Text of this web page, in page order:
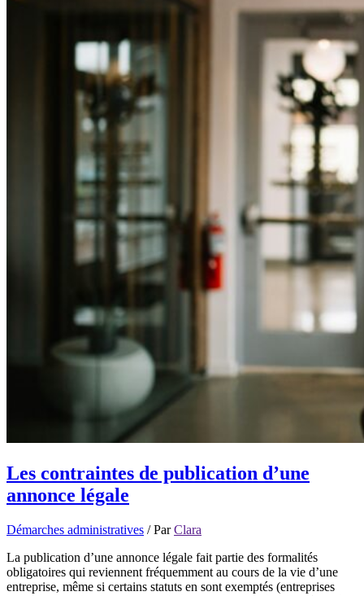
Les contraintes de publication d’une
annonce légale
Démarches administratives / ParClara
La publication d’une annonce légale fait partie des formalités
obligatoires qui reviennent fréquemment au cours de la vie d’une
entreprise, même si certains statuts en sont exemptés (entreprises